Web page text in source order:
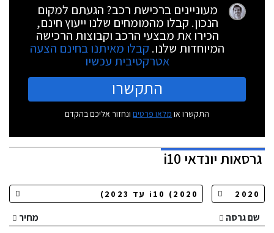
מעוניינים ברכישת רכב? הגעתם למקום
הנכון. קבלו מהמומחים שלנו ייעוץ חינם,
הכירו את מבצעי הרכב וקבוצות הרכישה
המיוחדות שלנו. קבלו מאיתנו בחינם הצעה
אטרקטיבית עכשיו
התקשרו
התקשרו או מלאו פרטים ונחזור אליכם בהקדם
גרסאותיונדאי i10
שם גרסה
מחיר